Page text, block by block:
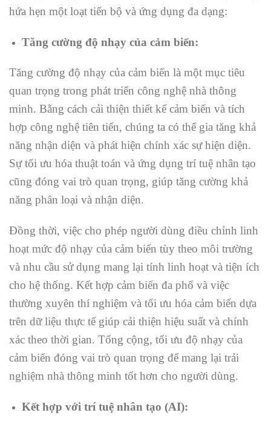
hứa hẹn một loạt tiến bộ và ứng dụng đa dạng:
Tăng cường độ nhạy của cảm biến:
Tăng cường độ nhạy của cảm biến là một mục tiêu
quan trọng trong phát triển công nghệ nhà thông
minh. Bằng cách cải thiện thiết kế cảm biến và tích
hợp công nghệ tiên tiến, chúng ta có thể gia tăng khả
năng nhận diện và phát hiện chính xác sự hiện diện.
Sự tối ưu hóa thuật toán và ứng dụng trí tuệ nhân tạo
cũng đóng vai trò quan trọng, giúp tăng cường khả
năng phân loại và nhận diện.
Đồng thời, việc cho phép người dùng điều chỉnh linh
hoạt mức độ nhạy của cảm biến tùy theo môi trường
và nhu cầu sử dụng mang lại tính linh hoạt và tiện ích
cho hệ thống. Kết hợp cảm biến đa phổ và việc
thường xuyên thí nghiệm và tối ưu hóa cảm biến dựa
trên dữ liệu thực tế giúp cải thiện hiệu suất và chính
xác theo thời gian. Tổng cộng, tối ưu độ nhạy của
cảm biến đóng vai trò quan trọng để mang lại trải
nghiệm nhà thông minh tốt hơn cho người dùng.
Kết hợp với trí tuệ nhân tạo (AI):